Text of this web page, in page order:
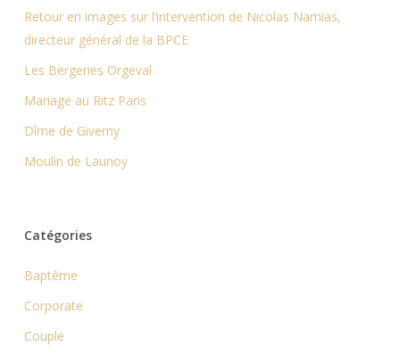
Retour en images sur l’intervention de Nicolas Namias,
directeur général de la BPCE
Les Bergeries Orgeval
Mariage au Ritz Paris
Dîme de Giverny
Moulin de Launoy
Catégories
Baptême
Corporate
Couple